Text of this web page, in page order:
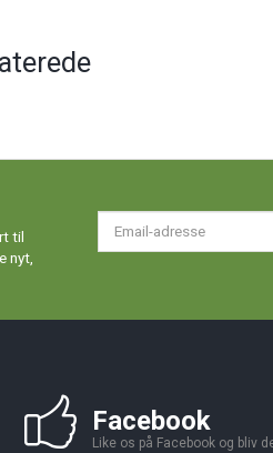
til
nyt,
Facebook
Like os på Facebook og bliv